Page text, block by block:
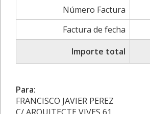
Número Factura
Factura de fecha
Importe total
Para:
FRANCISCO JAVIER PEREZ